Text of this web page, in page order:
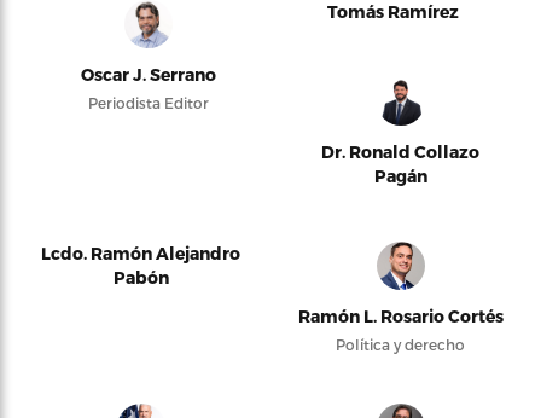
Oscar J. Serrano
Periodista Editor
Tomás Ramírez
Dr. Ronald Collazo
Pagán
Lcdo. Ramón Alejandro
Pabón
Ramón L. Rosario Cortés
Política y derecho